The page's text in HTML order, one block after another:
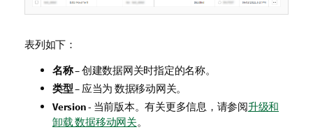
表列如下：
名称– 创建数据网关时指定的名称。
类型– 应当为 数据移动网关。
Version- 当前版本。有关更多信息，请参阅升级和
卸载 数据移动网关。